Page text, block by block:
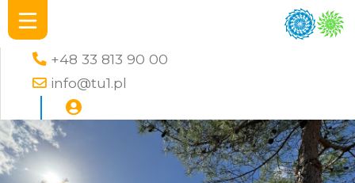
+48 33 813 90 00
info@tu1.pl